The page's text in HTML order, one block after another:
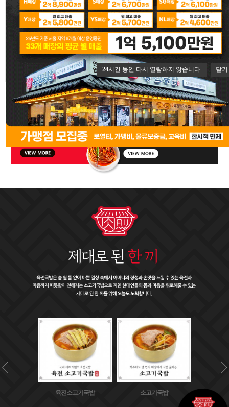
24시간 동안 다시 열람하지 않습니다. 닫기
육전소고기국밥 소고기국밥 소고